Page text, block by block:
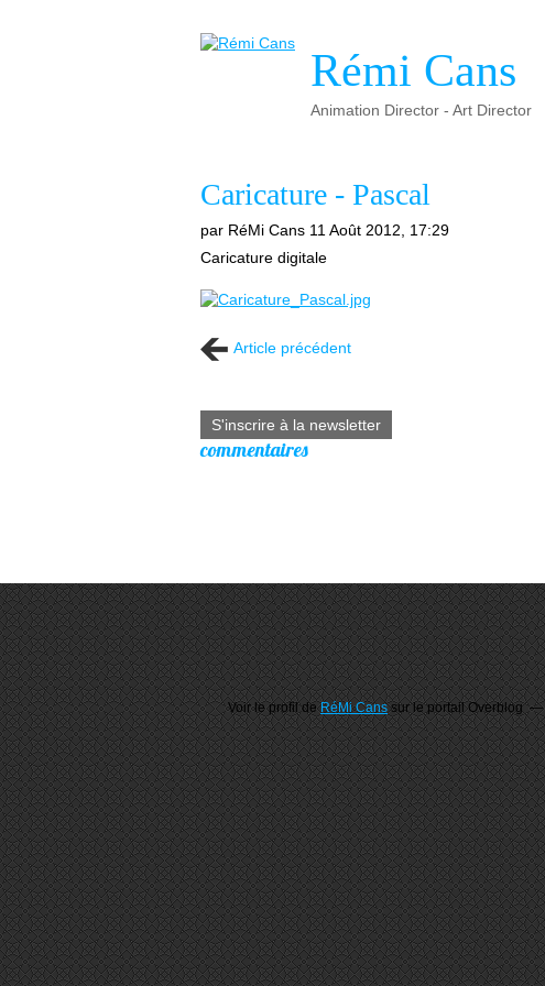
Rémi Cans
Animation Director - Art Director
Caricature - Pascal
par RéMi Cans 11 Août 2012, 17:29
Caricature digitale
Article précédent
S'inscrire à la newsletter
commentaires
Voir le profil deRéMi Canssur le portail Overblog